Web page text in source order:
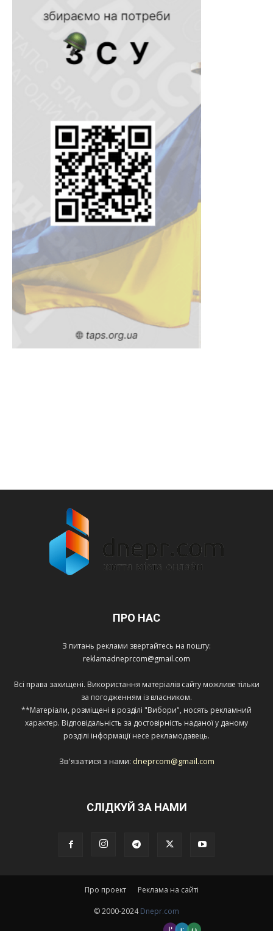
ПРО НАС
З питань реклами звертайтесь на пошту:
reklamadneprcom@gmail.com
Всі права захищені. Використання матеріалів сайту можливе тільки
за погодженням із власником.
**Матеріали, розміщені в розділі "Вибори", носять рекламний
характер. Відповідальність за достовірність наданої у даному
розділі інформації несе рекламодавець.
Зв'язатися з нами: dneprcom@gmail.com
СЛІДКУЙ ЗА НАМИ
Про проект Реклама на сайті
© 2000-2024Dnepr.com